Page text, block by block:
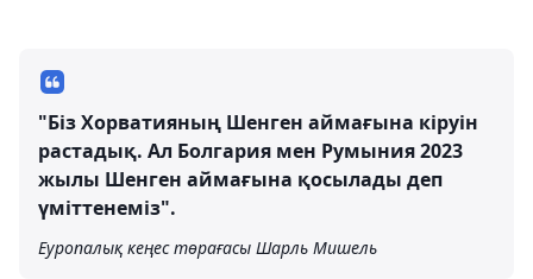
"Біз Хорватияның Шенген аймағына кіруін
растадық. Ал Болгария мен Румыния 2023
жылы Шенген аймағына қосылады деп
үміттенеміз".
Еуропалық кеңес төрағасы Шарль Мишель